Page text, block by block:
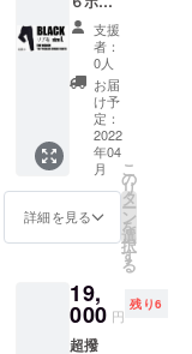
機会を
お見逃
しな
く！
適
※RE:LO
REはお
客様
ファー
ストと
サステ
ナブル
の観点
から
セール
を実施
格でご
購入い
ただけ
OFF！
！ 税込
み、送
料込み
なの
で、非
常にお
買い得
です！
・【リ
ブ有
け、よ
りアク
ティブ
に運動
ケット
ス
ウェッ
トパン
ツ【リ
ブ有
り】 ×
１着
BLACK
Lサイ
ズ 【一
般販売
予定価
込
23,100
円から
驚愕の
支援
者：
0人
お届
け予
定：
2022
年04
月
詳細を見る
こ
の
リ
タ
ー
ン
を
選
択
す
る
19,
000 円
残り6
超撥